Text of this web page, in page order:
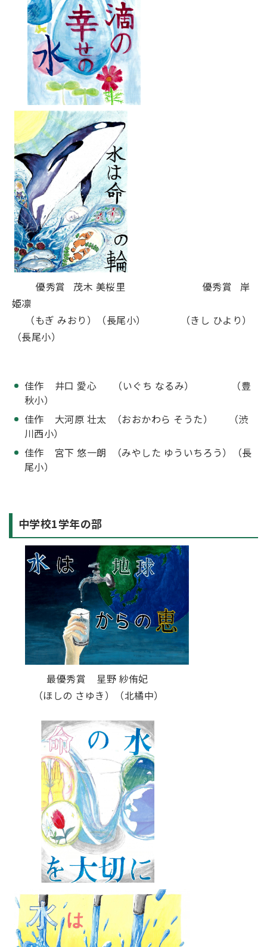
優秀賞 茂木 美桜里 優秀賞 岸
姫凛
（もぎ みおり）（長尾小） （きし ひより）
（長尾小）
佳作 井口 愛心 （いぐち なるみ） （豊
秋小）
佳作 大河原 壮太 （おおかわら そうた） （渋
川西小）
佳作 宮下 悠一朗 （みやした ゆういちろう）（長
尾小）
中学校1学年の部
最優秀賞 星野 紗侑妃
（ほしの さゆき）（北橘中）